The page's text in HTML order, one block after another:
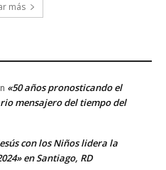
más
«50 años pronosticando el
mensajero del tiempo del
con los Niños lidera la
en Santiago, RD